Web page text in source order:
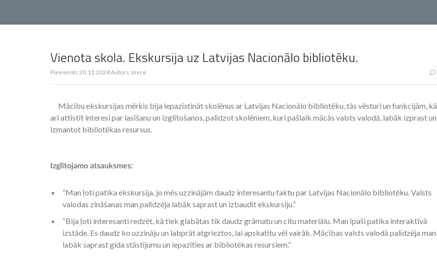
Vienota skola. Ekskursija uz Latvijas Nacionālo bibliotēku.
Pievienots 20.11.2024Autors: Inese
Mācību ekskursijas mērķis bija iepazīstināt skolēnus ar Latvijas Nacionālo bibliotēku, tās vēsturi un funkcijām, kā
arī attīstīt interesi par lasīšanu un izglītošanos, palīdzot skolēniem, kuri pašlaik mācās valsts valodā, labāk izprast un
izmantot bibliotēkas resursus.
Izglītojamo atsauksmes:
“Man ļoti patika ekskursija, jo mēs uzzinājām daudz interesantu faktu par Latvijas Nacionālo bibliotēku. Valsts
valodas zināšanas man palīdzēja labāk saprast un izbaudīt ekskursiju.”
“Bija ļoti interesanti redzēt, kā tiek glabātas tik daudz grāmatu un citu materiālu. Man īpaši patika interaktīvā
izstāde. Es daudz ko uzzināju un labprāt atgrieztos, lai apskatītu vēl vairāk. Mācības valsts valodā palīdzēja man
labāk saprast gida stāstījumu un iepazīties ar bibliotēkas resursiem.”